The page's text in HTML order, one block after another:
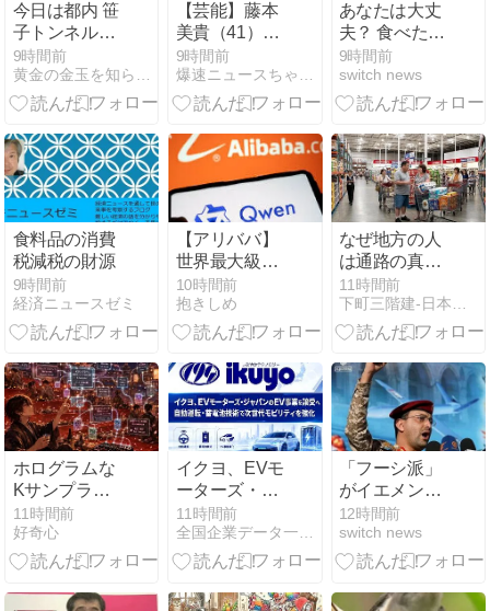
今日は都内 笹
子トンネルシ
リーズ
9時間前
【芸能】藤本
美貴（41）
「イケメンっ
てつまらな
い」
9時間前
あなたは大丈
夫？ 食べたも
のが腸を通過
する時間が健
康を左右する
9時間前
switch news
食料品の消費
税減税の財源
9時間前
経済ニュースゼミ
【アリババ】
世界最大級の
オープンなAI
モデル「Qｗe
ｎ3.8-MAX」
10時間前
抱きしめ
なぜ地方の人
は通路の真ん
中に立つのか
11時間前
ホログラムな
Kサンプラー
（精神モジュ
ール）を貰う
夢
11時間前
好奇心
イクヨ、EVモ
ーターズ・ジ
ャパンのEV関
連事業を譲受
へ 自動運転・
獲得し次世代
11時間前
「フーシ派」
がイエメン政
府軍の拠点を
攻撃、数十人
が死傷
12時間前
switch news